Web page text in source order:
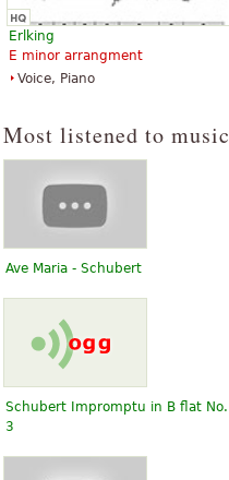
Erlking
E minor arrangment
Voice, Piano
Most listened to music
Ave Maria - Schubert
Schubert Impromptu in B flat No.
3